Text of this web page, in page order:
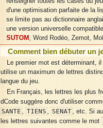
d'une optimisation parfaite de la
se limite pas au dictionnaire
une version universelle
SUTOM , Word Rodéo, Zemot,
Comment bien débuter un
Le premier mot est déterminant,
utilise un maximum de lettres
langue du jeu.
En Français, les lettres les plus
dCode suggère donc d'utiliser
SANTE , TIENS , SENAT , etc. Si
les lettres suivantes comme le mot